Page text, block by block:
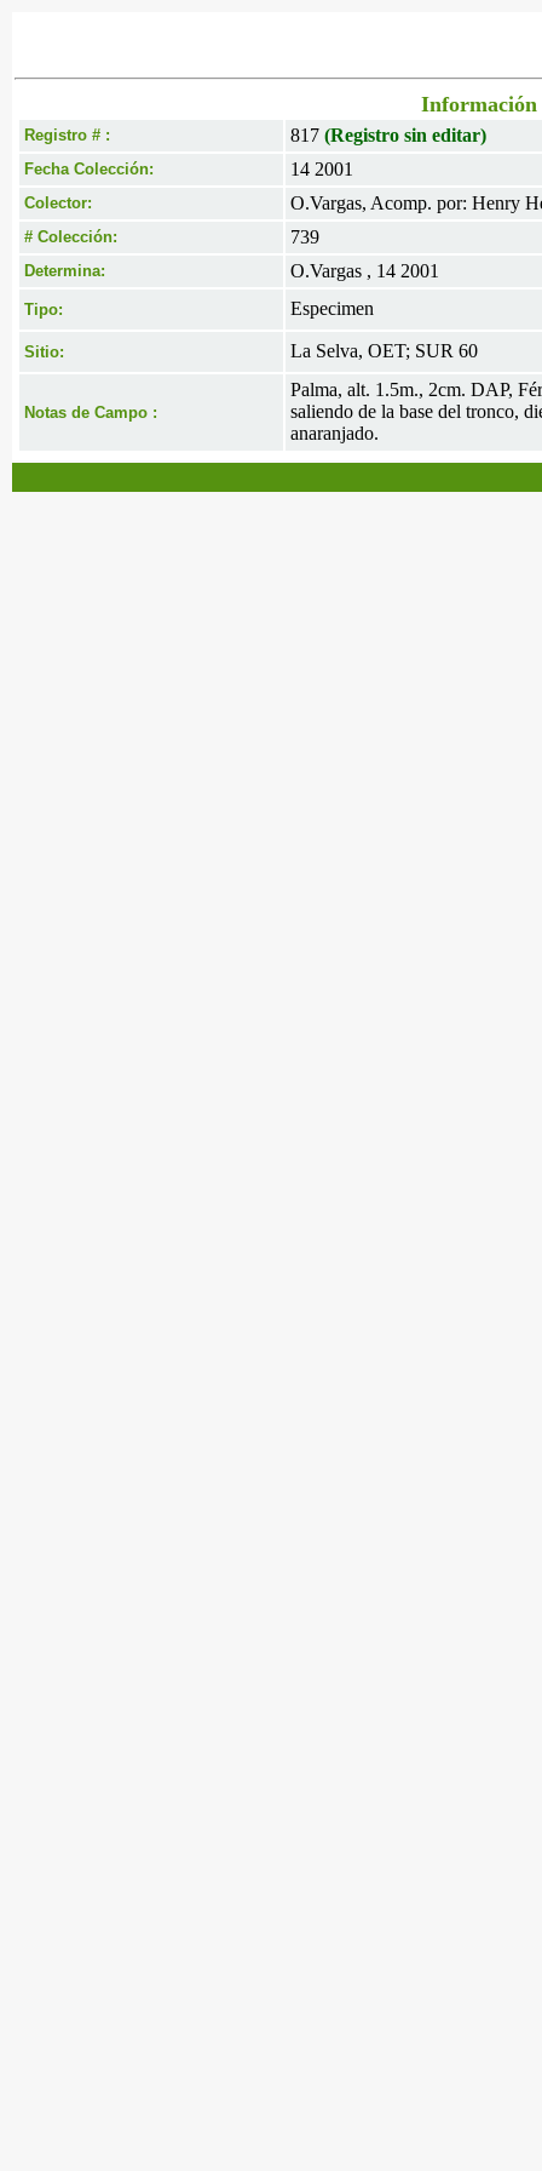
Información
Registro # : 817 (Registro sin editar)
Fecha Colección: 14 2001
Colector: O.Vargas, Acomp. por: Henry
# Colección: 739
Determina: O.Vargas , 14 2001
Tipo: Especimen
Sitio: La Selva, OET; SUR 60
Notas de Campo :
Palma, alt. 1.5m., 2cm. DAP,
saliendo de la base del tronco,
anaranjado.